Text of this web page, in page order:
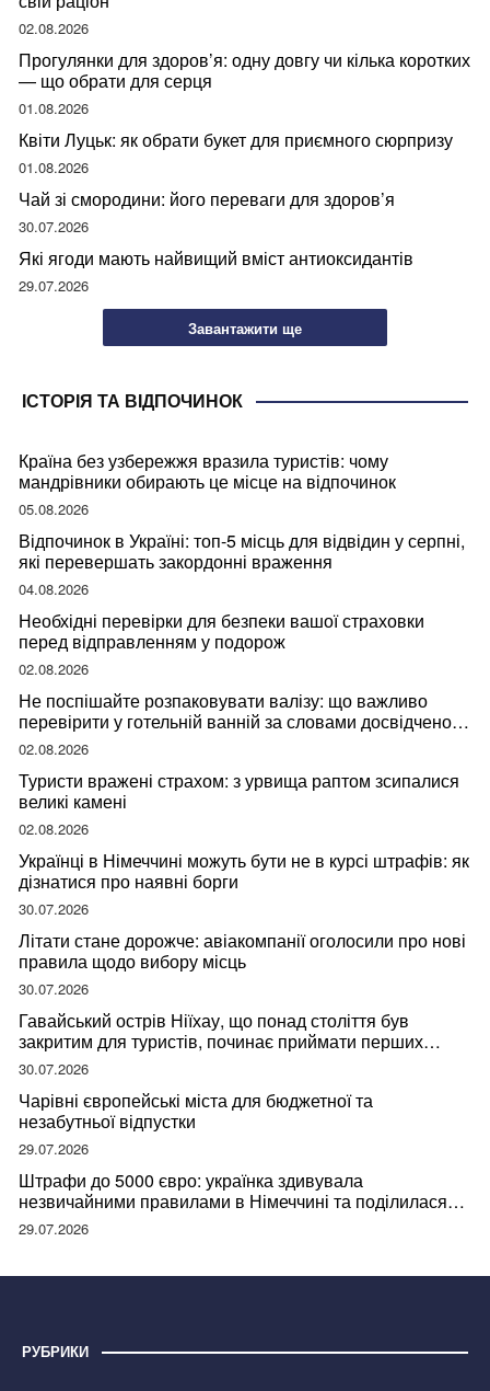
02.08.2026
Прогулянки для здоров’я: одну довгу чи кілька коротких
— що обрати для серця
01.08.2026
Квіти Луцьк: як обрати букет для приємного сюрпризу
01.08.2026
Чай зі смородини: його переваги для здоров’я
30.07.2026
Які ягоди мають найвищий вміст антиоксидантів
29.07.2026
Завантажити ще
ІСТОРІЯ ТА ВІДПОЧИНОК
Країна без узбережжя вразила туристів: чому
мандрівники обирають це місце на відпочинок
05.08.2026
Відпочинок в Україні: топ-5 місць для відвідин у серпні,
які перевершать закордонні враження
04.08.2026
Необхідні перевірки для безпеки вашої страховки
перед відправленням у подорож
02.08.2026
Не поспішайте розпаковувати валізу: що важливо
перевірити у готельній ванній за словами досвідченої
мандрівниці
02.08.2026
Туристи вражені страхом: з урвища раптом зсипалися
великі камені
02.08.2026
Українці в Німеччині можуть бути не в курсі штрафів: як
дізнатися про наявні борги
30.07.2026
Літати стане дорожче: авіакомпанії оголосили про нові
правила щодо вибору місць
30.07.2026
Гавайський острів Ніїхау, що понад століття був
закритим для туристів, починає приймати перших
відвідувачів
30.07.2026
Чарівні європейські міста для бюджетної та
незабутньої відпустки
29.07.2026
Штрафи до 5000 євро: українка здивувала
незвичайними правилами в Німеччині та поділилася
правдою
29.07.2026
РУБРИКИ